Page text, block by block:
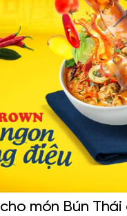
món Bún